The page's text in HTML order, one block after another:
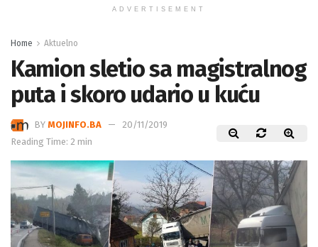
ADVERTISEMENT
Home Aktuelno
Kamion sletio sa magistralnog
puta i skoro udario u kuću
BY MOJINFO.BA
20/11/2019
Reading Time: 2 min